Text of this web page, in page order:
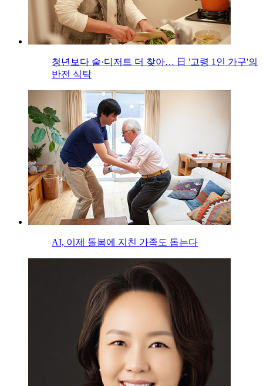
청년보다 술·디저트 더 찾아… 日 '고령 1인 가구'의
반전 식탁
AI, 이제 돌봄에 지친 가족도 돕는다